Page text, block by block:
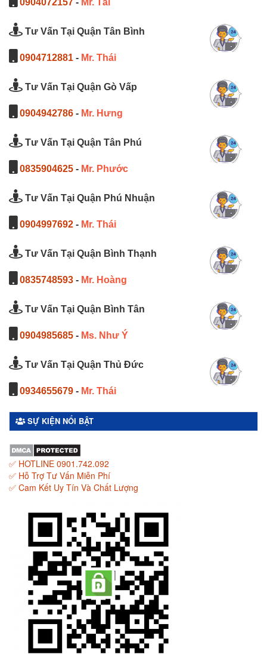
0904072157 - Mr. Tài
Tư Vấn Tại Quận Tân Bình
0904712881 - Mr. Thái
Tư Vấn Tại Quận Gò Vấp
0904942786 - Mr. Hưng
Tư Vấn Tại Quận Tân Phú
0835904625 - Mr. Phước
Tư Vấn Tại Quận Phú Nhuận
0904997692 - Mr. Thái
Tư Vấn Tại Quận Bình Thạnh
0835748593 - Mr. Hoàng
Tư Vấn Tại Quận Bình Tân
0904985685 - Ms. Như Ý
Tư Vấn Tại Quận Thủ Đức
0934655679 - Mr. Thái
SỰ KIỆN NỔI BẬT
✅ HOTLINE 0901.742.092
✅ Hỗ Trợ Tư Vấn Miễn Phí
✅ Cam Kết Uy Tín Và Chất Lượng